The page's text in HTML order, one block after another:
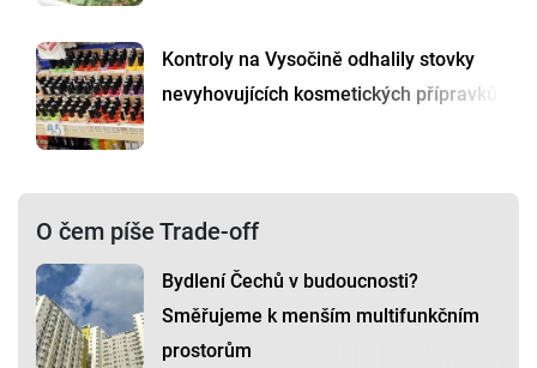
Kontroly na Vysočině odhalily stovky
nevyhovujících kosmetických přípravků
O čem píše Trade-off
Bydlení Čechů v budoucnosti?
Směřujeme k menším multifunkčním
prostorům